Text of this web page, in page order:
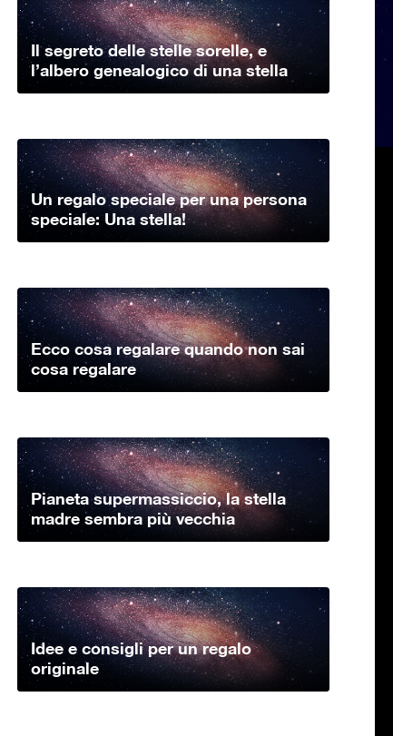
Il segreto delle stelle sorelle, e
l’albero genealogico di una stella
Un regalo speciale per una persona
speciale: Una stella!
Ecco cosa regalare quando non sai
cosa regalare
Pianeta supermassiccio, la stella
madre sembra più vecchia
Idee e consigli per un regalo
originale